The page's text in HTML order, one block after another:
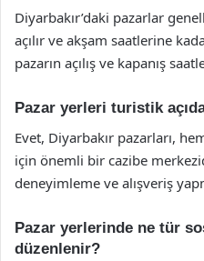
Diyarbakır’daki pazarlar
açılır ve akşam saatlerine
pazarın açılış ve kapanış
Pazar yerleri turistik
Evet, Diyarbakır pazarları,
için önemli bir cazibe
deneyimleme ve alışveriş
Pazar yerlerinde ne tür
düzenlenir?